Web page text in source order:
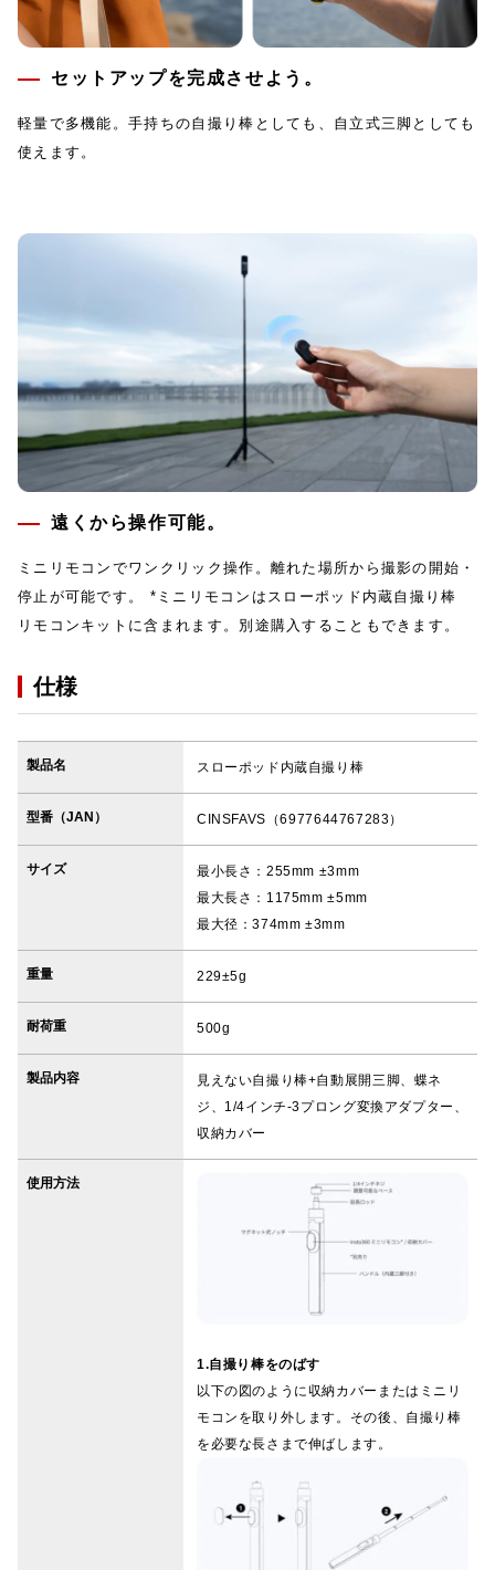
セットアップを完成させよう。
軽量で多機能。手持ちの自撮り棒としても、自立式三脚としても
使えます。
遠くから操作可能。
ミニリモコンでワンクリック操作。離れた場所から撮影の開始・
停止が可能です。 *ミニリモコンはスローポッド内蔵自撮り棒
リモコンキットに含まれます。別途購入することもできます。
仕様
製品名 スローポッド内蔵自撮り棒
型番（JAN） CINSFAVS（6977644767283）
サイズ
最小長さ：255mm ±3mm
最大長さ：1175mm ±5mm
最大径：374mm ±3mm
重量 229±5g
耐荷重 500g
製品内容
見えない自撮り棒+自動展開三脚、蝶ネ
ジ、1/4インチ-3プロング変換アダプター、
収納カバー
使用方法
1.自撮り棒をのばす
以下の図のように収納カバーまたはミニリ
モコンを取り外します。その後、自撮り棒
を必要な長さまで伸ばします。